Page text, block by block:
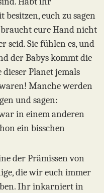
euch zu sagen
eure Hand nicht
seid. Sie fühlen es, und
der Babys kommt die
Planet jemals
Manche werden
und sagen:
in einem anderen
ein bisschen
der Prämissen von
die wir euch immer
Ihr inkarniert in